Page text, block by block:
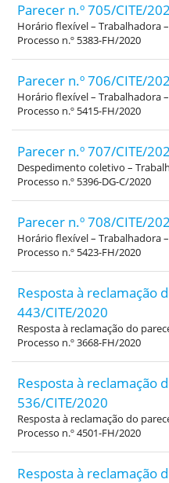
Parecer n.º 705/CITE/
Horário flexível – Trabalhadora
Processo n.º 5383-FH/2020
Parecer n.º 706/CITE/
Horário flexível – Trabalhadora
Processo n.º 5415-FH/2020
Parecer n.º 707/CITE/
Despedimento coletivo –
Processo n.º 5396-DG-C/2020
Parecer n.º 708/CITE/
Horário flexível – Trabalhadora
Processo n.º 5423-FH/2020
Resposta à reclamação
443/CITE/2020
Resposta à reclamação do
Processo n.º 3668-FH/2020
Resposta à reclamação
536/CITE/2020
Resposta à reclamação do
Processo n.º 4501-FH/2020
Resposta à reclamação